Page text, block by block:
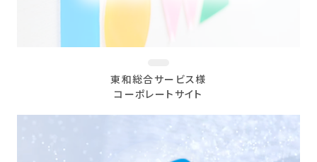
東和総合サービス様
コーポレートサイト